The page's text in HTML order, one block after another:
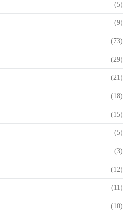
(5)
(9)
(73)
(29)
(21)
(18)
(15)
(5)
(3)
(12)
(11)
(10)